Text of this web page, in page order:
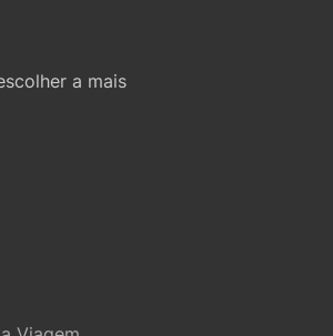
a mais